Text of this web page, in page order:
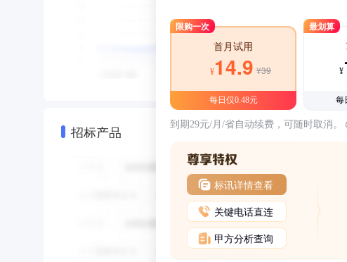
招标产品
限购一次
首月试用
¥14.9 ¥39
每日仅0.48元
最划算
¥
每
到期29元/月/省自动续费，可随时取消。
标讯详情查看
关键电话直连
甲方分析查询